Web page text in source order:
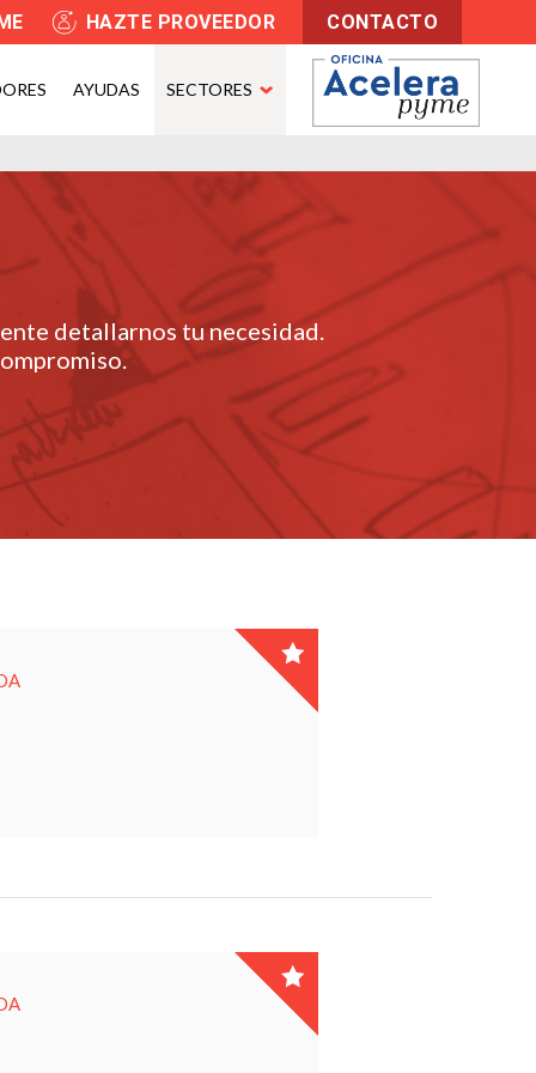
HAZTE PROVEEDOR CONTACTO
AYUDAS SECTORES
detallarnos tu necesidad.